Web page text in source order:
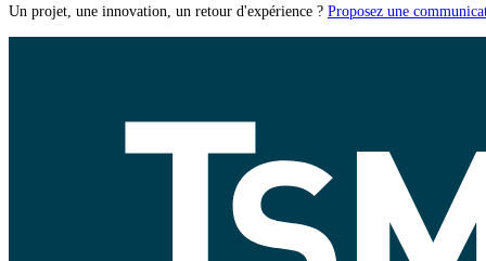
Un projet, une innovation, un retour d'expérience ? Proposez une